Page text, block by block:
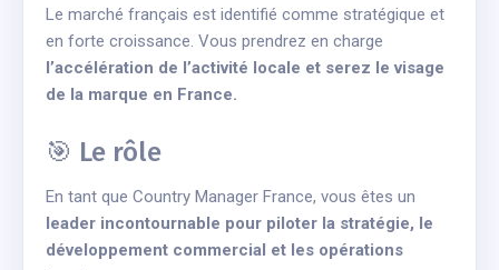
Le marché français est identifié comme stratégique et
en forte croissance. Vous prendrez en charge
l’accélération de l’activité locale et serez le visage
de la marque en France.
🎯 Le rôle
En tant que Country Manager France, vous êtes un
leader incontournable pour piloter la stratégie, le
développement commercial et les opérations